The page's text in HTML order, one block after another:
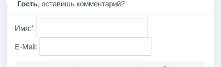
Гость, оставишь комментарий?
Имя:*
E-Mail: